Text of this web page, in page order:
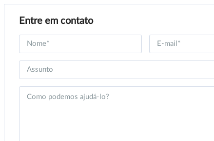
Entre em contato